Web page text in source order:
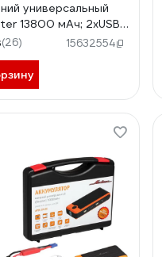
универсальный
13800 мАч; 2хUSB
12V/16V/19V, фонарь,
(26) 15632554